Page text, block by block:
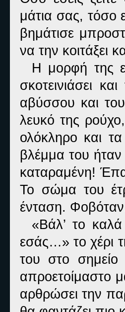
μάτια σας, τόσο
βημάτισε
να την κοιτάξει
Η μορφή της
σκοτεινιάσει
αβύσσου και
λευκό της
ολόκληρο και
βλέμμα του ήταν
καταραμένη!
Το σώμα του
ένταση.
«Βάλ’ το
εσάς…» το χέρι
του στο
απροετοίμαστο
αρθρώσει την